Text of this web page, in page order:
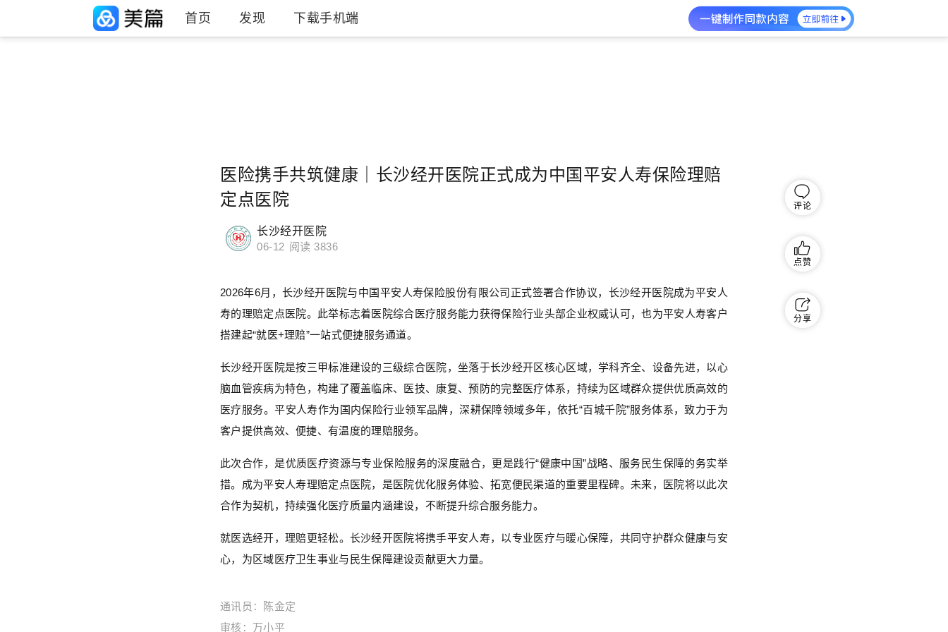
首页 发现 下载手机端
医险携手共筑健康｜长沙经开医院正式成为中国平安人寿保险理赔
定点医院
长沙经开医院
06-12 阅读 3836
2026年6月，长沙经开医院与中国平安人寿保险股份有限公司正式签署合作协议，长沙经开医院成为平安人
寿的理赔定点医院。此举标志着医院综合医疗服务能力获得保险行业头部企业权威认可，也为平安人寿客户
搭建起“就医+理赔”一站式便捷服务通道。
长沙经开医院是按三甲标准建设的三级综合医院，坐落于长沙经开区核心区域，学科齐全、设备先进，以心
脑血管疾病为特色，构建了覆盖临床、医技、康复、预防的完整医疗体系，持续为区域群众提供优质高效的
医疗服务。平安人寿作为国内保险行业领军品牌，深耕保障领域多年，依托“百城千院”服务体系，致力于为
客户提供高效、便捷、有温度的理赔服务。
此次合作，是优质医疗资源与专业保险服务的深度融合，更是践行“健康中国”战略、服务民生保障的务实举
措。成为平安人寿理赔定点医院，是医院优化服务体验、拓宽便民渠道的重要里程碑。未来，医院将以此次
合作为契机，持续强化医疗质量内涵建设，不断提升综合服务能力。
就医选经开，理赔更轻松。长沙经开医院将携手平安人寿，以专业医疗与暖心保障，共同守护群众健康与安
心，为区域医疗卫生事业与民生保障建设贡献更大力量。
通讯员：陈金定
审核：万小平
评论
点赞
分享